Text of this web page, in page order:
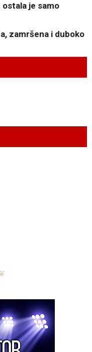
ostala je samo
zamršena i duboko